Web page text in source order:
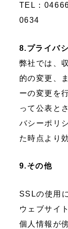
TEL：
0634
8.プライバ
弊社では、
的の変更、
ーの変更を
って公表と
バシーポリ
た時点より
9.その他
SSLの使用
ウェブサイ
個人情報が